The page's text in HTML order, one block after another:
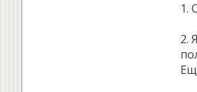
1.
2.